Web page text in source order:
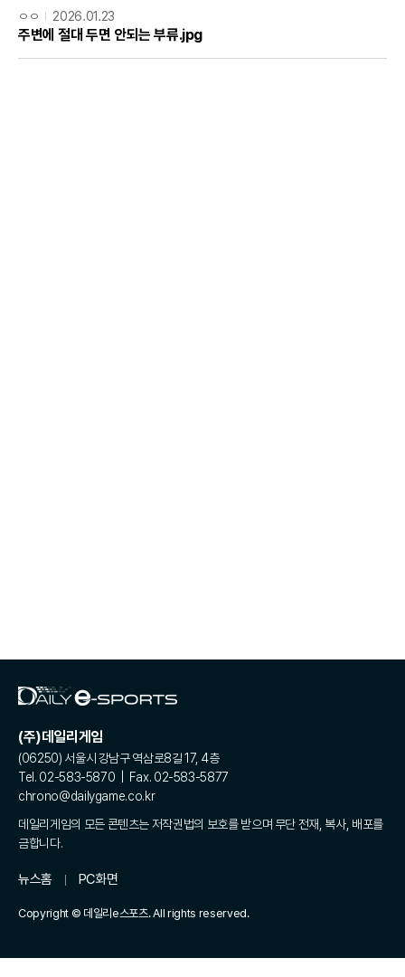
ㅇㅇ 2026.01.23
주변에 절대 두면 안되는 부류.jpg
(주)데일리게임
(06250) 서울시 강남구 역삼로8길 17, 4층
Tel. 02-583-5870 | Fax. 02-583-5877
chrono@dailygame.co.kr
데일리게임의 모든 콘텐츠는 저작권법의 보호를 받으며 무단 전재, 복사, 배포를
금합니다.
뉴스홈 PC화면
Copyright © 데일리e스포츠. All rights reserved.